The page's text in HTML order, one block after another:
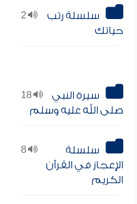
2
سلسلة رتب
حياتك
18
سيرة النبي
صلى الله عليه وسلم
8
سلسلة
الإعجاز في القرآن
الكريم